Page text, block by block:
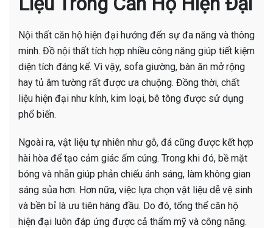
Nội thất căn hộ hiện đại hướng đến sự đa năng và thông
minh. Đồ nội thất tích hợp nhiều công năng giúp tiết kiệm
diện tích đáng kể. Vì vậy, sofa giường, bàn ăn mở rộng
hay tủ âm tường rất được ưa chuộng. Đồng thời, chất
liệu hiện đại như kính, kim loại, bê tông được sử dụng
phổ biến.
Ngoài ra, vật liệu tự nhiên như gỗ, đá cũng được kết hợp
hài hòa để tạo cảm giác ấm cúng. Trong khi đó, bề mặt
bóng và nhẵn giúp phản chiếu ánh sáng, làm không gian
sáng sủa hơn. Hơn nữa, việc lựa chọn vật liệu dễ vệ sinh
và bền bỉ là ưu tiên hàng đầu. Do đó, tổng thể căn hộ
hiện đại luôn đáp ứng được cả thẩm mỹ và công năng.